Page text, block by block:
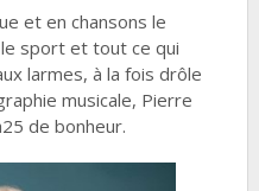
et en chansons le
sport et tout ce qui
larmes, à la fois drôle
musicale, Pierre
de bonheur.